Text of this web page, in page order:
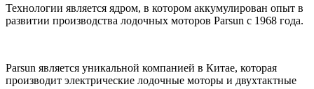
Технологии является ядром, в котором аккумулирован опыт в
развитии производства лодочных моторов Parsun с 1968 года.
Parsun является уникальной компанией в Китае, которая
производит электрические лодочные моторы и двухтактные